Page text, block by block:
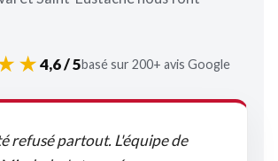
4,6 / 5basé sur 200+ avis Google
refusé partout. L'équipe de